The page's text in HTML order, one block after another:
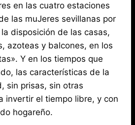
en las cuatro estaciones
las muJeres sevillanas por
disposición de las casas,
azoteas y balcones, en los
Y en los tiempos que
las características de la
sin prisas, sin otras
invertir el tiempo libre, y con
hogareño.